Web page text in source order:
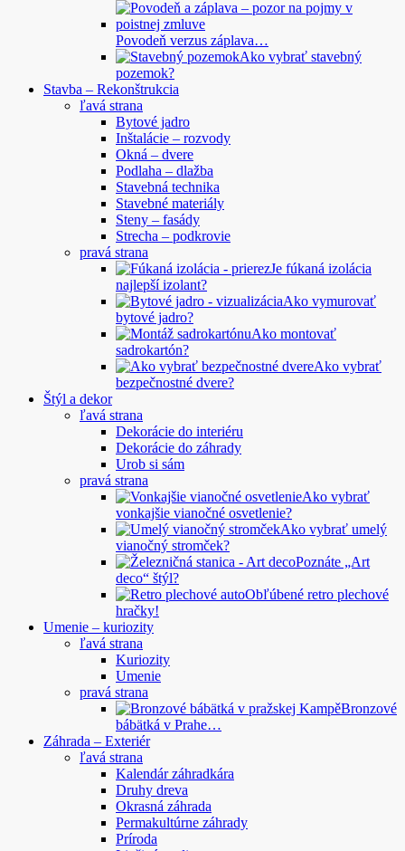
Povodeň verzus záplava…
Ako vybrať stavebný
pozemok?
Stavba – Rekonštrukcia
ľavá strana
Bytové jadro
Inštalácie – rozvody
Okná – dvere
Podlaha – dlažba
Stavebná technika
Stavebné materiály
Steny – fasády
Strecha – podkrovie
pravá strana
Je fúkaná izolácia
najlepší izolant?
Ako vymurovať
bytové jadro?
Ako montovať
sadrokartón?
Ako vybrať
bezpečnostné dvere?
Štýl a dekor
ľavá strana
Dekorácie do interiéru
Dekorácie do záhrady
Urob si sám
pravá strana
Ako vybrať
vonkajšie vianočné osvetlenie?
Ako vybrať umelý
vianočný stromček?
Poznáte „Art
deco“ štýl?
Obľúbené retro plechové
hračky!
Umenie – kuriozity
ľavá strana
Kuriozity
Umenie
pravá strana
Bronzové
bábätká v Prahe…
Záhrada – Exteriér
ľavá strana
Kalendár záhradkára
Druhy dreva
Okrasná záhrada
Permakultúrne záhrady
Príroda